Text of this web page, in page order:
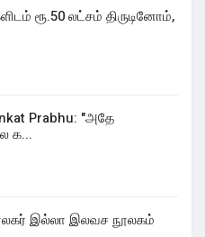
ரூ.50 லட்சம் திருடினோம்,
Prabhu: "அதே
க...
இல்லா இலவச நூலகம்